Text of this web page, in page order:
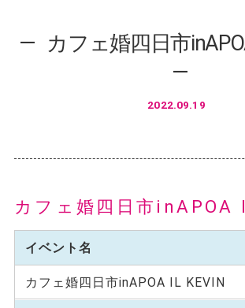
カフェ婚四日市
2022.09.19
カフェ婚四日市inAPOA
イベント名
カフェ婚四日市inAPOA IL KEVIN